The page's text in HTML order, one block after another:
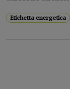
Etichetta energetica